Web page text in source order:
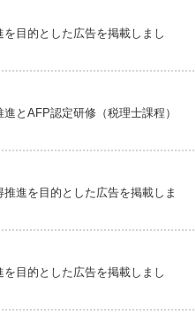
を目的とした広告を掲載しまし
進とAFP認定研修（税理士課程）
推進を目的とした広告を掲載しま
を目的とした広告を掲載しまし